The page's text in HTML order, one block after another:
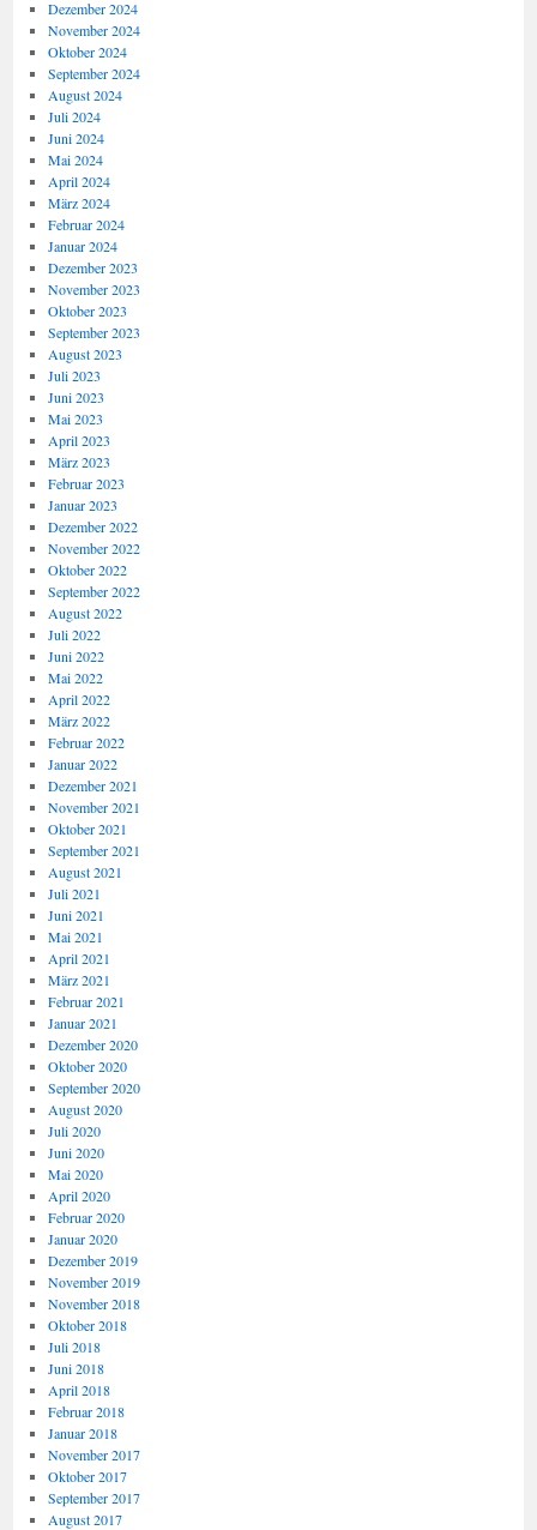
Dezember 2024
November 2024
Oktober 2024
September 2024
August 2024
Juli 2024
Juni 2024
Mai 2024
April 2024
März 2024
Februar 2024
Januar 2024
Dezember 2023
November 2023
Oktober 2023
September 2023
August 2023
Juli 2023
Juni 2023
Mai 2023
April 2023
März 2023
Februar 2023
Januar 2023
Dezember 2022
November 2022
Oktober 2022
September 2022
August 2022
Juli 2022
Juni 2022
Mai 2022
April 2022
März 2022
Februar 2022
Januar 2022
Dezember 2021
November 2021
Oktober 2021
September 2021
August 2021
Juli 2021
Juni 2021
Mai 2021
April 2021
März 2021
Februar 2021
Januar 2021
Dezember 2020
Oktober 2020
September 2020
August 2020
Juli 2020
Juni 2020
Mai 2020
April 2020
Februar 2020
Januar 2020
Dezember 2019
November 2019
November 2018
Oktober 2018
Juli 2018
Juni 2018
April 2018
Februar 2018
Januar 2018
November 2017
Oktober 2017
September 2017
August 2017